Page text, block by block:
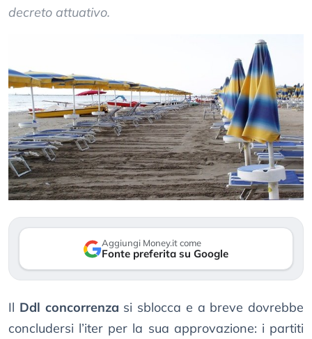
decreto attuativo.
Aggiungi Money.it come
Fonte preferita su Google
Il Ddl concorrenza si sblocca e a breve dovrebbe
concludersi l’iter per la sua approvazione: i partiti